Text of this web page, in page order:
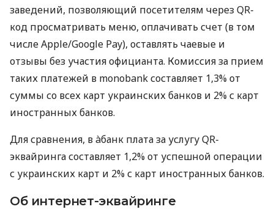
заведений, позволяющий посетителям через QR-
код просматривать меню, оплачивать счет (в том
числе Apple/Google Pay), оставлять чаевые и
отзывы без участия официанта. Комиссия за прием
таких платежей в monobank составляет 1,3% от
суммы со всех карт украинских банков и 2% с карт
иностранных банков.
Для сравнения, в àбанк плата за услугу QR-
эквайринга составляет 1,2% от успешной операции
с украинских карт и 2% с карт иностранных банков.
Об интернет-эквайринге